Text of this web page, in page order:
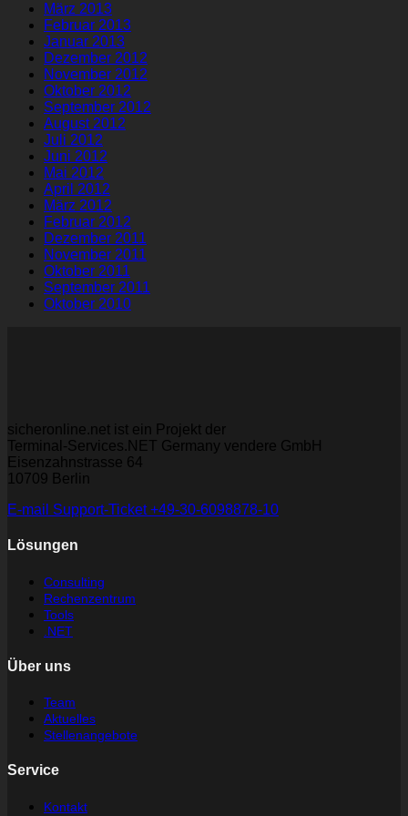
März 2013
Februar 2013
Januar 2013
Dezember 2012
November 2012
Oktober 2012
September 2012
August 2012
Juli 2012
Juni 2012
Mai 2012
April 2012
März 2012
Februar 2012
Dezember 2011
November 2011
Oktober 2011
September 2011
Oktober 2010
sicheronline.net ist ein Projekt der
Terminal-Services.NET Germany vendere GmbH
Eisenzahnstrasse 64
10709 Berlin
E-mail Support-Ticket +49-30-6098878-10
Lösungen
Consulting
Rechenzentrum
Tools
.NET
Über uns
Team
Aktuelles
Stellenangebote
Service
Kontakt